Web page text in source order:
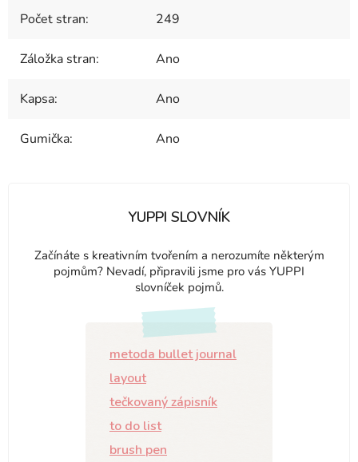
Počet stran: 249
Záložka stran: Ano
Kapsa: Ano
Gumička: Ano
YUPPI SLOVNÍK
Začínáte s kreativním tvořením a nerozumíte některým
pojmům? Nevadí, připravili jsme pro vás YUPPI
slovníček pojmů.
metoda bullet journal
layout
tečkovaný zápisník
to do list
brush pen